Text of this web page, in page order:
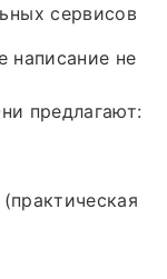
сервисов
написание не
предлагают: